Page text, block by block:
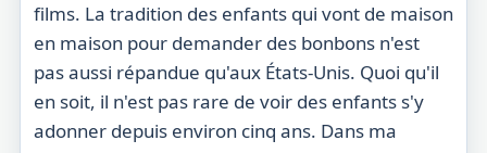
films. La tradition des enfants qui vont de maison
en maison pour demander des bonbons n'est
pas aussi répandue qu'aux États-Unis. Quoi qu'il
en soit, il n'est pas rare de voir des enfants s'y
adonner depuis environ cinq ans. Dans ma